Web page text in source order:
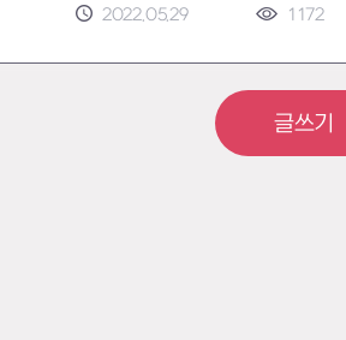
2022.05.29 1172
글쓰기